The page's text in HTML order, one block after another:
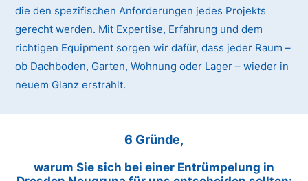
die den spezifischen Anforderungen jedes Projekts
gerecht werden. Mit Expertise, Erfahrung und dem
richtigen Equipment sorgen wir dafür, dass jeder Raum –
ob Dachboden, Garten, Wohnung oder Lager – wieder in
neuem Glanz erstrahlt.
6 Gründe,
warum Sie sich bei einer Entrümpelung in